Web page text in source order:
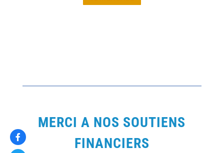
MERCI A NOS SOUTIENS
FINANCIERS